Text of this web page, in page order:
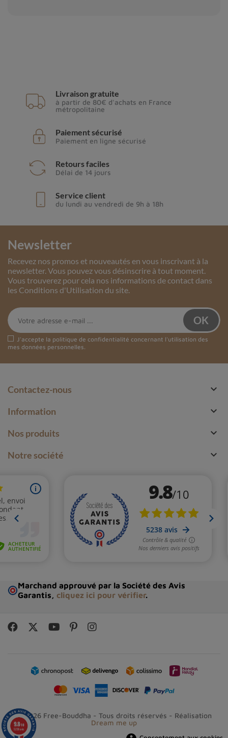
Livraison gratuite
à partir de 80€ d'achats en France
métropolitaine
Paiement sécurisé
Paiement en ligne sécurisé
Retours faciles
Délai de 14 jours
Service client
du lundi au vendredi de 9h à 18h
Newsletter
Recevez nos promos et nouveautés en vous inscrivant à la
newsletter. Vous pouvez vous désinscrire à tout moment.
Vous trouverez pour cela nos informations de contact dans
les Conditions d'Utilisation du site.
J'accepte la politique de confidentialité concernant l'utilisation des
mes données personnelles.
Contactez-nous 
Information 
Nos produits 
Notre société 
Marchand approuvé par la Société des Avis
Garantis, cliquez ici pour vérifier.
© 2026 Free-Bouddha - Tous droits réservés - Réalisation
Dream me up
9.8/10
5238 avis